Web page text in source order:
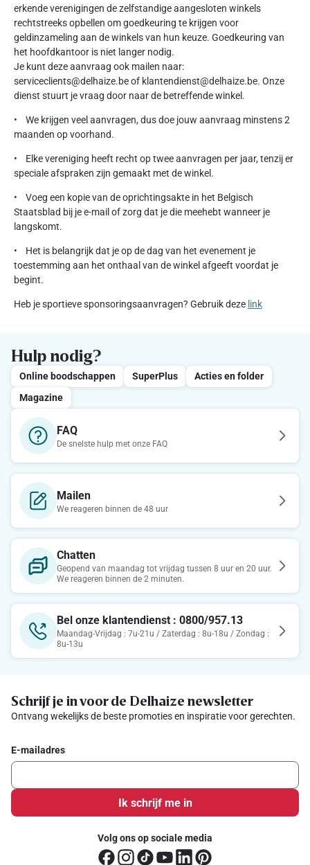
erkende verenigingen de zelfstandige aangesloten winkels
rechtstreeks opbellen om goedkeuring te krijgen voor
geldinzameling aan de winkels van hun keuze. Goedkeuring van
het hoofdkantoor is niet langer nodig.
Je kunt deze aanvraag ook mailen naar:
serviceclients@delhaize.be of klantendienst@delhaize.be. Onze
dienst stuurt je vraag door naar de betreffende winkel.
• We krijgen veel aanvragen, dus doe jouw aanvraag minstens 2
maanden op voorhand.
• Elke vereniging heeft recht op twee aanvragen per jaar, tenzij er
speciale afspraken zijn gemaakt met de winkel.
• Voeg een kopie van de oprichtingsakte in het Belgisch
Staatsblad bij je e-mail of zorg dat je die meehebt wanneer je
langskomt.
• Het is belangrijk dat je op de dag van het evenement je
toestemming aan het onthaal van de winkel afgeeft voordat je
begint.
Heb je sportieve sponsoringsaanvragen? Gebruik deze link
Hulp nodig?
Online boodschappen SuperPlus
Acties en folder
Magazine
FAQ
De snelste hulp met onze FAQ
Mailen
We reageren binnen de 48 uur
Chatten
Geopend van maandag tot vrijdag tussen 8 uur en 20 uur.
We reageren binnen de 2 minuten.
Bel onze klantendienst : 0800/957.13
Maandag-Vrijdag : 7u-21u / Zaterdag : 8u-18u / Zondag :
8u-13u
Schrijf je in voor de Delhaize newsletter
Ontvang wekelijks de beste promoties en inspiratie voor gerechten.
E-mailadres
Ik schrijf me in
Volg ons op sociale media